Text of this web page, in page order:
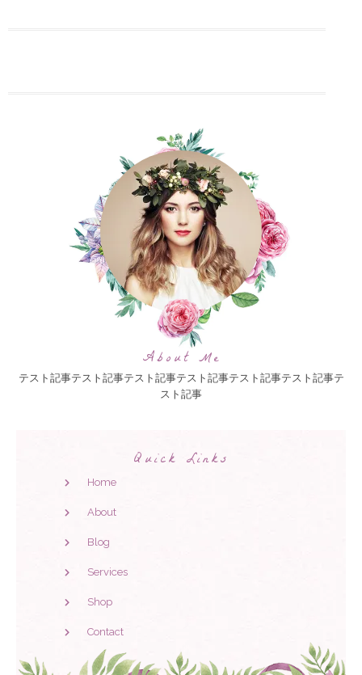
About Me
テスト記事テスト記事テスト記事テスト記事テスト記事テスト記事テ
スト記事
Quick Links
Home
About
Blog
Services
Shop
Contact